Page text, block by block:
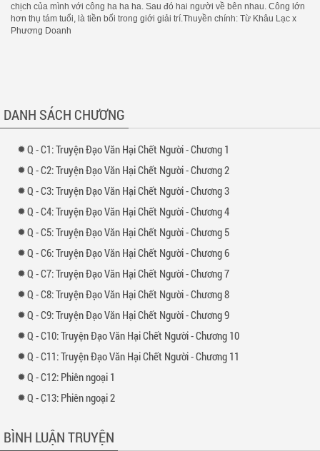
chịch của mình với công ha ha ha. Sau đó hai người về bên nhau. Công lớn
hơn thụ tám tuổi, là tiền bối trong giới giải trí.Thuyền chính: Từ Khâu Lạc x
Phương Doanh
DANH SÁCH CHƯƠNG
- 1: Truyện Đạo Văn Hại Chết Người - Chương 1
- 2: Truyện Đạo Văn Hại Chết Người - Chương 2
- 3: Truyện Đạo Văn Hại Chết Người - Chương 3
- 4: Truyện Đạo Văn Hại Chết Người - Chương 4
- 5: Truyện Đạo Văn Hại Chết Người - Chương 5
- 6: Truyện Đạo Văn Hại Chết Người - Chương 6
- 7: Truyện Đạo Văn Hại Chết Người - Chương 7
- 8: Truyện Đạo Văn Hại Chết Người - Chương 8
- 9: Truyện Đạo Văn Hại Chết Người - Chương 9
- 10: Truyện Đạo Văn Hại Chết Người - Chương 10
- 11: Truyện Đạo Văn Hại Chết Người - Chương 11
- 12: Phiên ngoại 1
- 13: Phiên ngoại 2
BÌNH LUẬN TRUYỆN